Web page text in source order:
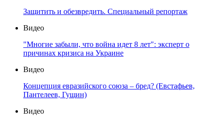
Защитить и обезвредить. Специальный репортаж
Видео
"Многие забыли, что война идет 8 лет": эксперт о
причинах кризиса на Украине
Видео
Концепция евразийского союза – бред? (Евстафьев,
Пантелеев, Гущин)
Видео